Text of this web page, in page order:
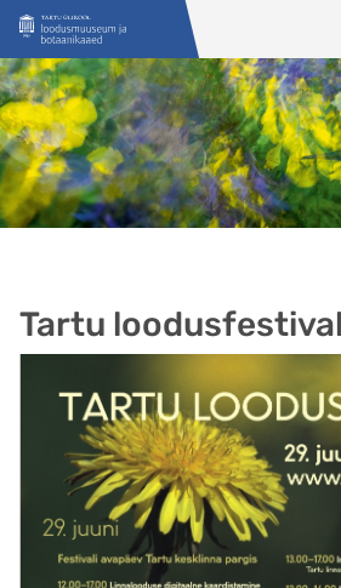
Liigu edasi põhisisu juurde
Tartu